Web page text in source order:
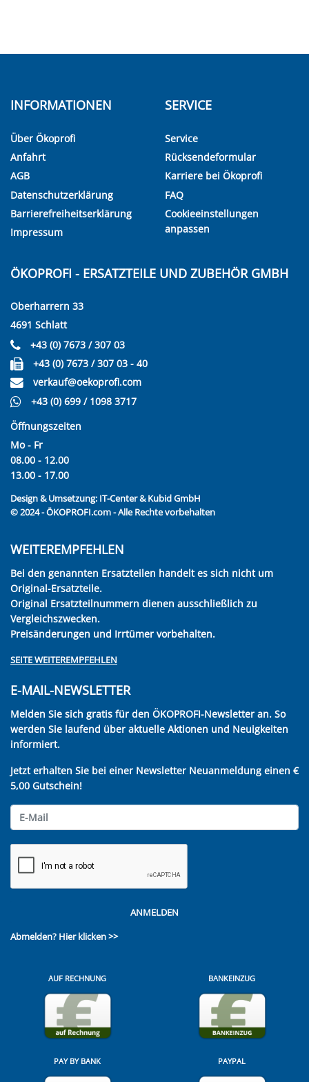
INFORMATIONEN
Über Ökoprofi
Anfahrt
AGB
Datenschutzerklärung
Barrierefreiheitserklärung
Impressum
SERVICE
Service
Rücksendeformular
Karriere bei Ökoprofi
FAQ
Cookieeinstellungen
anpassen
ÖKOPROFI - ERSATZTEILE UND ZUBEHÖR GMBH
Oberharrern 33
4691 Schlatt
+43 (0) 7673 / 307 03
+43 (0) 7673 / 307 03 - 40
verkauf@oekoprofi.com
+43 (0) 699 / 1098 3717
Öffnungszeiten
Mo - Fr
08.00 - 12.00
13.00 - 17.00
Design & Umsetzung: IT-Center & Kubid GmbH
© 2024 - ÖKOPROFI.com - Alle Rechte vorbehalten
WEITEREMPFEHLEN
Bei den genannten Ersatzteilen handelt es sich nicht um
Original-Ersatzteile.
Original Ersatzteilnummern dienen ausschließlich zu
Vergleichszwecken.
Preisänderungen und Irrtümer vorbehalten.
SEITE WEITEREMPFEHLEN
E-MAIL-NEWSLETTER
Melden Sie sich gratis für den ÖKOPROFI-Newsletter an. So
werden Sie laufend über aktuelle Aktionen und Neuigkeiten
informiert.
Jetzt erhalten Sie bei einer Newsletter Neuanmeldung einen €
5,00 Gutschein!
ANMELDEN
Abmelden? Hier klicken >>
AUF RECHNUNG BANKEINZUG
PAY BY BANK PAYPAL